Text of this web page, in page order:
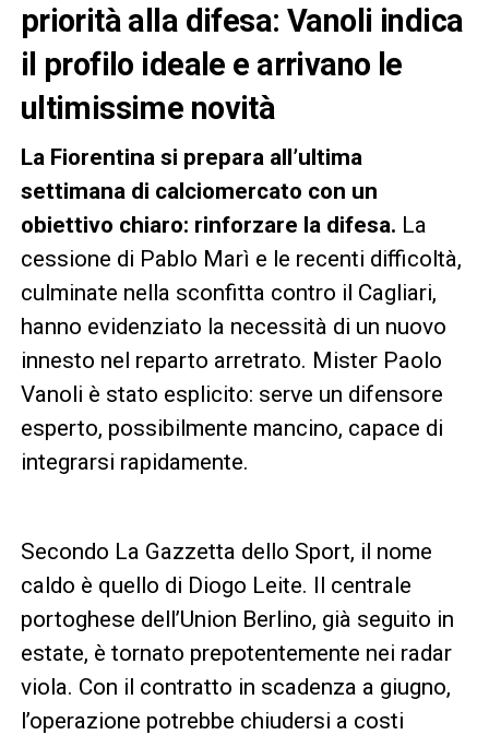
priorità alla difesa: Vanoli indica
il profilo ideale e arrivano le
ultimissime novità
La Fiorentina si prepara all’ultima
settimana di calciomercato con un
obiettivo chiaro: rinforzare la difesa. La
cessione di Pablo Marì e le recenti difficoltà,
culminate nella sconfitta contro il Cagliari,
hanno evidenziato la necessità di un nuovo
innesto nel reparto arretrato. Mister Paolo
Vanoli è stato esplicito: serve un difensore
esperto, possibilmente mancino, capace di
integrarsi rapidamente.
Secondo La Gazzetta dello Sport, il nome
caldo è quello di Diogo Leite. Il centrale
portoghese dell’Union Berlino, già seguito in
estate, è tornato prepotentemente nei radar
viola. Con il contratto in scadenza a giugno,
l’operazione potrebbe chiudersi a costi